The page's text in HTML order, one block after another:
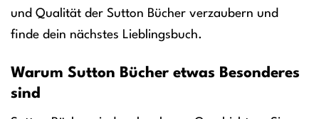
und Qualität der Sutton Bücher verzaubern und
finde dein nächstes Lieblingsbuch.
Warum Sutton Bücher etwas Besonderes
sind